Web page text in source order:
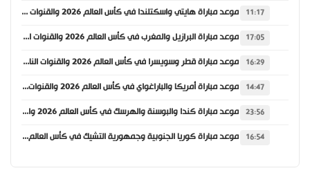
11:17 موعد مباراة هايتي واسكتلندا في كأس العالم 2026 والقنوات الناقلة
17:05 موعد مباراة البرازيل والمغرب في كأس العالم 2026 والقنوات الناقلة
16:29 موعد مباراة قطر وسويسرا في كأس العالم 2026 والقنوات الناقلة
14:47 موعد مباراة أمريكا والباراغواي في كأس العالم 2026 والقنوات الناقلة
23:56 موعد مباراة كندا والبوسنة والهرسك في كأس العالم 2026 والقنوات الناقلة
16:54 موعد مباراة كوريا الجنوبية وجمهورية التشيك في كأس العالم 2026 والقنوات الناقلة